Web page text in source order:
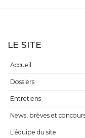
LE SITE
Accueil
Dossiers
Entretiens
News, brèves et
L’équipe du site